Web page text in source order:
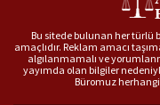
Bu sitede bulunan her türlü
amaçlıdır. Reklam amacı
algılanmamalı ve
yayımda olan bilgiler
Büromuz